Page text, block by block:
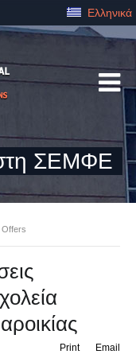
Ελληνικά
ΣΕΜΦΕ
Email
Print